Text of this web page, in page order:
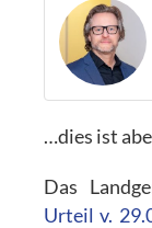
…dies ist
Das
Urteil v.